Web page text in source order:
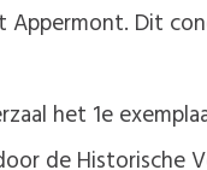
Dit
het 1e
de Historische